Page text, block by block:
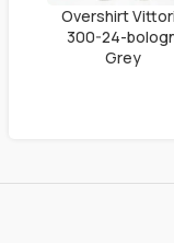
Overshirt
300-24-
Grey